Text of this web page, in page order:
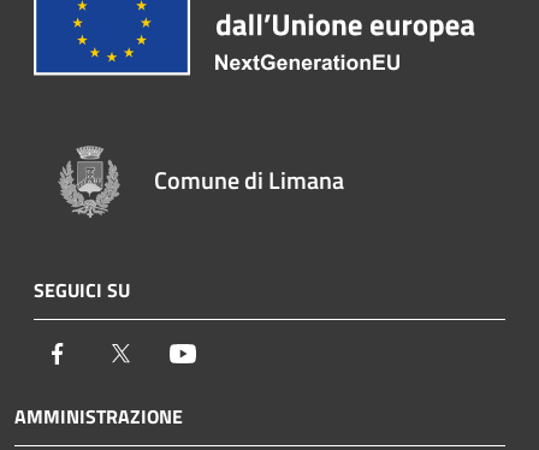
Comune di Limana
SEGUICI SU
Facebook Twitter
AMMINISTRAZIONE